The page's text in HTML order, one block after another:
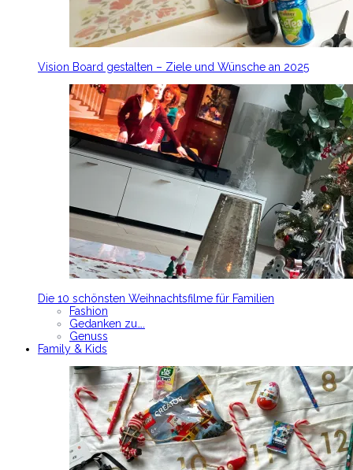
Vision Board gestalten – Ziele und Wünsche an 2025
Die 10 schönsten Weihnachtsfilme für Familien
Fashion
Gedanken zu….
Genuss
Family & Kids